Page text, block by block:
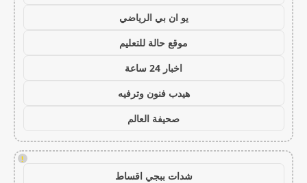
يو ان بي الرياضي
موقع حالة للتعليم
اخبار 24 ساعة
هيدب فنون وترفيه
صحيفة العالم
!
شدات ببجي اقساط